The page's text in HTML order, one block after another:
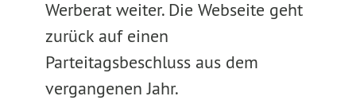
Werberat weiter. Die Webseite geht
zurück auf einen
Parteitagsbeschluss aus dem
vergangenen Jahr.